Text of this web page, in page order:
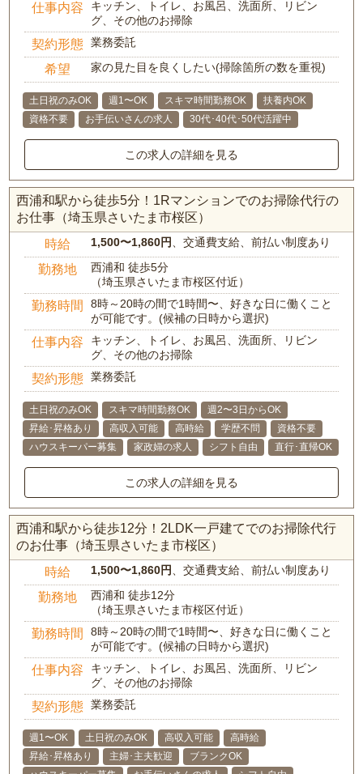
仕事内容
キッチン、トイレ、お風呂、洗面所、リビン
グ、その他のお掃除
契約形態 業務委託
希望 家の見た目を良くしたい(掃除箇所の数を重視)
土日祝のみOK 週1〜OK スキマ時間勤務OK
扶養内OK
資格不要
お手伝いさんの求人 30代･40代･50代活躍中
この求人の詳細を見る
西浦和駅から徒歩5分！1Rマンションでのお掃除代行の
お仕事（埼玉県さいたま市桜区）
時給 1,500〜1,860円 、交通費支給、前払い制度あり
勤務地
西浦和 徒歩5分
（埼玉県さいたま市桜区付近）
勤務時間
8時～20時の間で1時間〜、好きな日に働くこと
が可能です。(候補の日時から選択)
仕事内容
キッチン、トイレ、お風呂、洗面所、リビン
グ、その他のお掃除
契約形態 業務委託
土日祝のみOK スキマ時間勤務OK
週2〜3日からOK
昇給･昇格あり
高収入可能 高時給 学歴不問
資格不要
ハウスキーパー募集
家政婦の求人 シフト自由 直行･直帰OK
この求人の詳細を見る
西浦和駅から徒歩12分！2LDK一戸建てでのお掃除代行
のお仕事（埼玉県さいたま市桜区）
時給 1,500〜1,860円 、交通費支給、前払い制度あり
勤務地
西浦和 徒歩12分
（埼玉県さいたま市桜区付近）
勤務時間
8時～20時の間で1時間〜、好きな日に働くこと
が可能です。(候補の日時から選択)
仕事内容
キッチン、トイレ、お風呂、洗面所、リビン
グ、その他のお掃除
契約形態 業務委託
週1〜OK 土日祝のみOK 高収入可能
高時給
昇給･昇格あり
主婦･主夫歓迎
ブランクOK